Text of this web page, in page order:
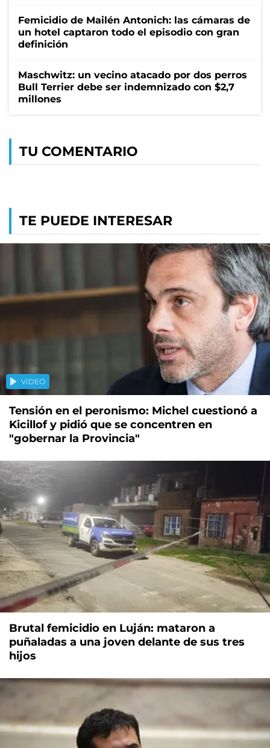
Femicidio de Mailén Antonich: las cámaras de
un hotel captaron todo el episodio con gran
definición
Maschwitz: un vecino atacado por dos perros
Bull Terrier debe ser indemnizado con $2,7
millones
TU COMENTARIO
TE PUEDE INTERESAR
VIDEO
Tensión en el peronismo: Michel cuestionó a
Kicillof y pidió que se concentren en
"gobernar la Provincia"
Brutal femicidio en Luján: mataron a
puñaladas a una joven delante de sus tres
hijos